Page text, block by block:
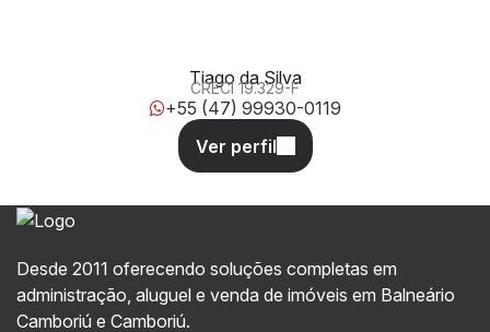
Tiago da Silva
CRECI 19.329-F
+55 (47) 99930-0119
Desde 2011 oferecendo soluções completas em
administração, aluguel e venda de imóveis em Balneário
Camboriú e Camboriú.